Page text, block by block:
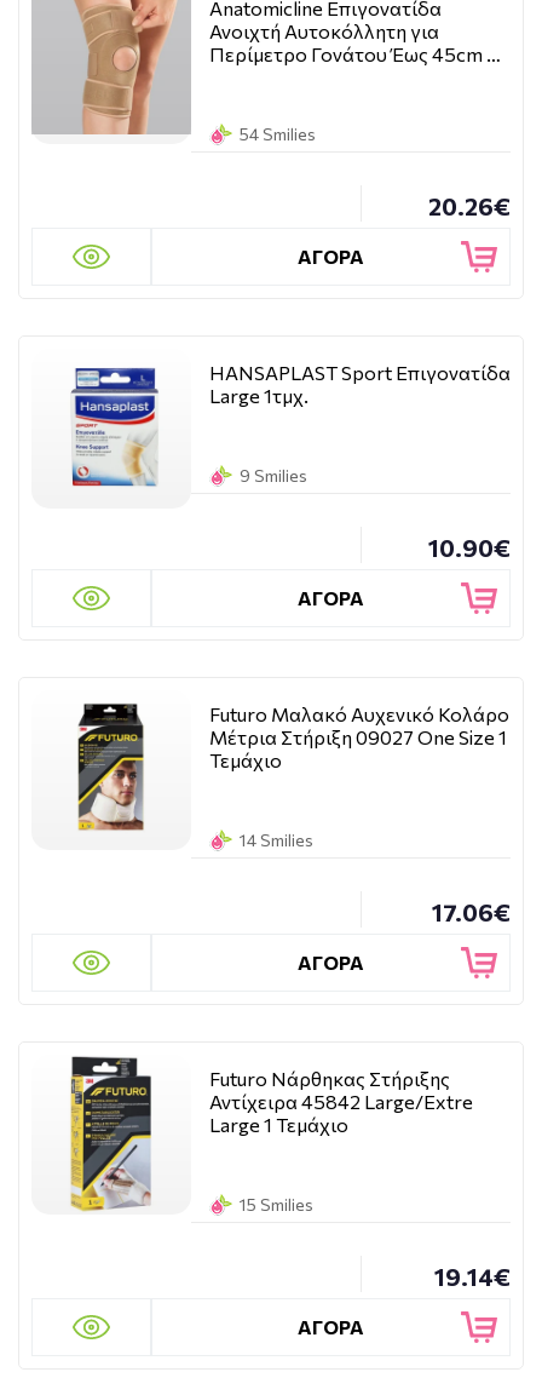
Anatomicline Επιγονατίδα
Ανοιχτή Αυτοκόλλητη για
Περίμετρο Γονάτου Έως 45cm …
54 Smilies
20.26€
ΑΓΟΡΑ
HANSAPLAST Sport Επιγονατίδα
Large 1τμχ.
9 Smilies
10.90€
ΑΓΟΡΑ
Futuro Μαλακό Αυχενικό Κολάρο
Μέτρια Στήριξη 09027 One Size 1
Τεμάχιο
14 Smilies
17.06€
ΑΓΟΡΑ
Futuro Νάρθηκας Στήριξης
Αντίχειρα 45842 Large/Extre
Large 1 Τεμάχιο
15 Smilies
19.14€
ΑΓΟΡΑ